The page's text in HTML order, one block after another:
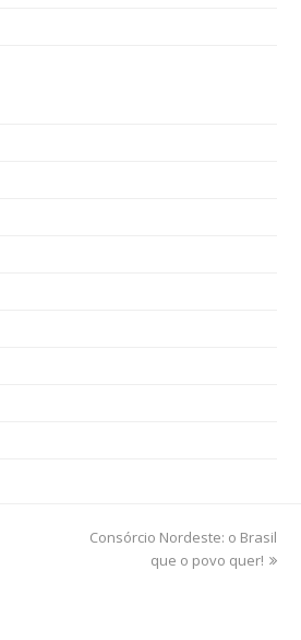
next
Consórcio Nordeste: o Brasil
que o povo quer!